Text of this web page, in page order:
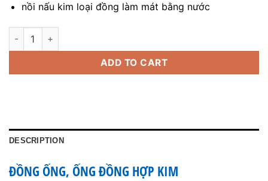
nồi nấu kim loại đồng làm mát bằng nước
Đồng Ống, Ống Đồng Hợp Kim quantity
ADD TO CART
DESCRIPTION
ĐỒNG ỐNG, ỐNG ĐỒNG HỢP KIM